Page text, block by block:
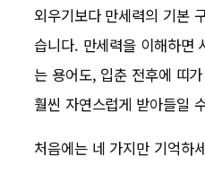
외우기보다 만세력의 기본
습니다. 만세력을 이해하면
는 용어도, 입춘 전후에 띠
훨씬 자연스럽게 받아들일
처음에는 네 가지만 기억하